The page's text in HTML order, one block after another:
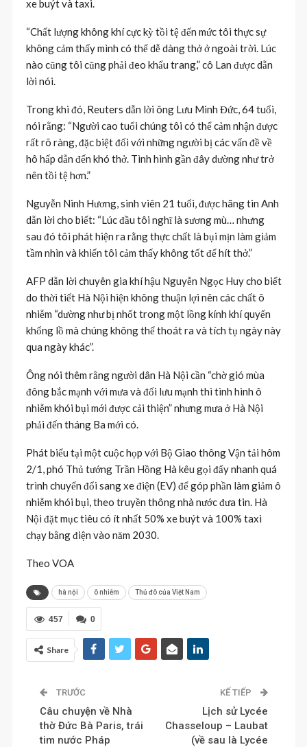
xe buýt và taxi.
“Chất lượng không khí cực kỳ tồi tệ đến mức tôi thực sự
không cảm thấy mình có thể dễ dàng thở ở ngoài trời. Lúc
nào cũng tôi cũng phải đeo khẩu trang,” cô Lan được dẫn
lời nói.
Trong khi đó, Reuters dẫn lời ông Lưu Minh Đức, 64 tuổi,
nói rằng: “Người cao tuổi chúng tôi có thể cảm nhận được
rất rõ ràng, đặc biệt đối với những người bị các vấn đề về
hô hấp dẫn đến khó thở. Tình hình gần đây dường như trở
nên tồi tệ hơn.”
Nguyễn Ninh Hương, sinh viên 21 tuổi, được hãng tin Anh
dẫn lời cho biết: “Lúc đầu tôi nghĩ là sương mù… nhưng
sau đó tôi phát hiện ra rằng thực chất là bụi mịn làm giảm
tầm nhìn và khiến tôi cảm thấy không tốt để hít thở.”
AFP dẫn lời chuyên gia khí hậu Nguyễn Ngọc Huy cho biết
do thời tiết Hà Nội hiện không thuận lợi nên các chất ô
nhiễm “dường như bị nhốt trong một lồng kính khí quyển
khổng lồ mà chúng không thể thoát ra và tích tụ ngày này
qua ngày khác”.
Ông nói thêm rằng người dân Hà Nội cần “chờ gió mùa
đông bắc mạnh với mưa và đối lưu mạnh thì tình hình ô
nhiễm khói bụi mới được cải thiện” nhưng mưa ở Hà Nội
phải đến tháng Ba mới có.
Phát biểu tại một cuộc họp với Bộ Giao thông Vận tải hôm
2/1, phó Thủ tướng Trần Hồng Hà kêu gọi đẩy nhanh quá
trình chuyển đổi sang xe điện (EV) để góp phần làm giảm ô
nhiễm khói bụi, theo truyền thông nhà nước đưa tin. Hà
Nội đặt mục tiêu có ít nhất 50% xe buýt và 100% taxi
chạy bằng điện vào năm 2030.
Theo VOA
hà nội ô nhiễm Thủ đô của Việt Nam
0
457
Share
TRƯỚC
Câu chuyện về Nhà
thờ Đức Bà Paris, trái
tim nước Pháp
KẾ TIẾP
Lịch sử Lycée
Chasseloup – Laubat
(về sau là Lycée